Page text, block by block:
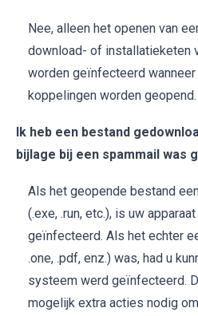
Nee, alleen het openen van
download- of installatieketen
worden geïnfecteerd
koppelingen worden geopend.
Ik heb een bestand
bijlage bij een spammail was
Als het geopende bestand
(.exe, .run, etc.), is uw
geïnfecteerd. Als het echter
.one, .pdf, enz.) was, had u
systeem werd geïnfecteerd.
mogelijk extra acties nodig